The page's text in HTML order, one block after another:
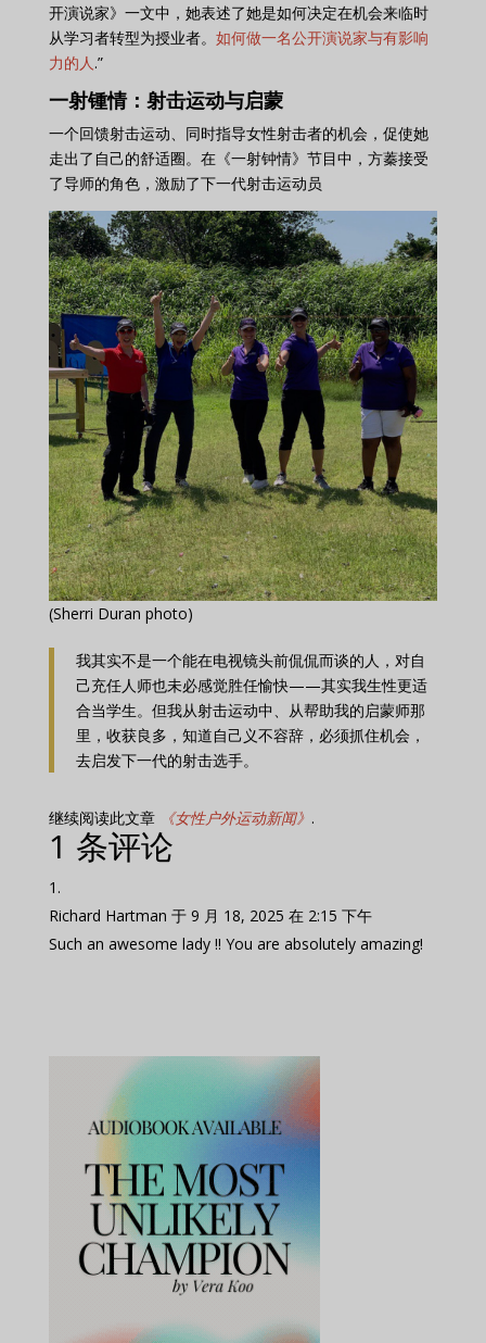
开演说家》一文中，她表述了她是如何决定在机会来临时
从学习者转型为授业者。 如何做一名公开演说家与有影响
力的人.”
一射锺情：射击运动与启蒙
一个回馈射击运动、同时指导女性射击者的机会，促使她
走出了自己的舒适圈。在《一射钟情》节目中，方蓁接受
了导师的角色，激励了下一代射击运动员
(Sherri Duran photo)
我其实不是一个能在电视镜头前侃侃而谈的人，对自
己充任人师也未必感觉胜任愉快——其实我生性更适
合当学生。但我从射击运动中、从帮助我的启蒙师那
里，收获良多，知道自己义不容辞，必须抓住机会，
去启发下一代的射击选手。
继续阅读此文章 《女性户外运动新闻》 .
1 条评论
Richard Hartman 于 9 月 18, 2025 在 2:15 下午
Such an awesome lady !! You are absolutely amazing!